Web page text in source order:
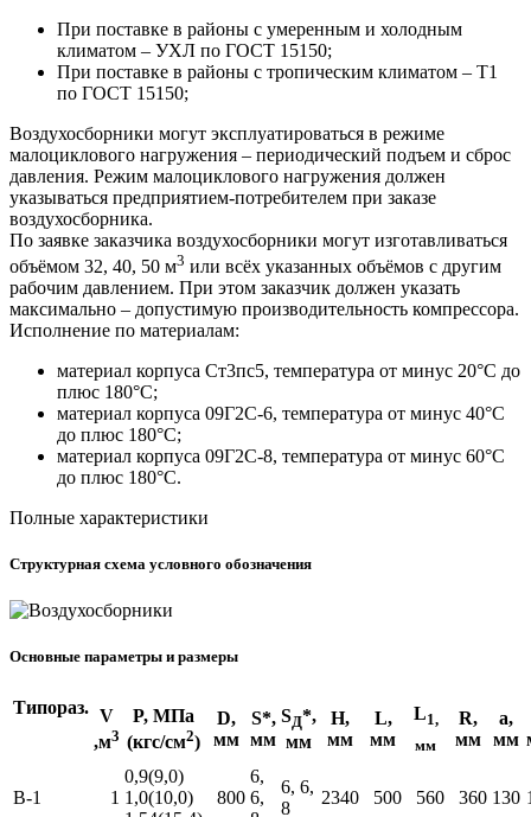
При поставке в районы с умеренным и холодным
климатом – УХЛ по ГОСТ 15150;
При поставке в районы с тропическим климатом – Т1
по ГОСТ 15150;
Воздухосборники могут эксплуатироваться в режиме
малоциклового нагружения – периодический подъем и сброс
давления. Режим малоциклового нагружения должен
указываться предприятием-потребителем при заказе
воздухосборника.
По заявке заказчика воздухосборники могут изготавливаться
объёмом 32, 40, 50 м3 или всёх указанных объёмов с другим
рабочим давлением. При этом заказчик должен указать
максимально – допустимую производительность компрессора.
Исполнение по материалам:
материал корпуса Ст3пс5, температура от минус 20°С до
плюс 180°С;
материал корпуса 09Г2С-6, температура от минус 40°С
до плюс 180°С;
материал корпуса 09Г2С-8, температура от минус 60°С
до плюс 180°С.
Полные характеристики
Структурная схема условного обозначения
Основные параметры и размеры
Типораз. V
,м3
P, МПа
(кгс/см2)
D,
мм
S*,
мм
SД*,
мм
Н,
мм
L,
мм
L1,
мм
R,
мм
a,
мм
В-1 1
0,9(9,0)
1,0(10,0)
800
6,
6,
6, 6,
8
2340 500 560 360 130